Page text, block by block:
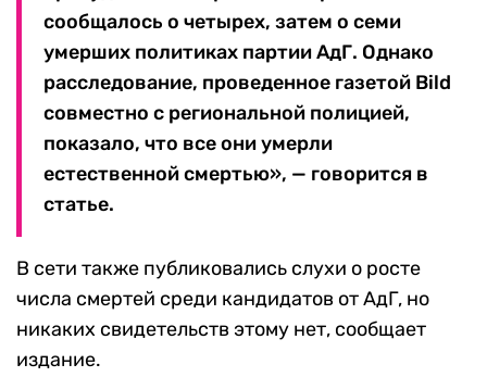
сообщалось о четырех, затем о семи
умерших политиках партии АдГ. Однако
расследование, проведенное газетой Bild
совместно с региональной полицией,
показало, что все они умерли
естественной смертью», — говорится в
статье.
В сети также публиковались слухи о росте
числа смертей среди кандидатов от АдГ, но
никаких свидетельств этому нет, сообщает
издание.